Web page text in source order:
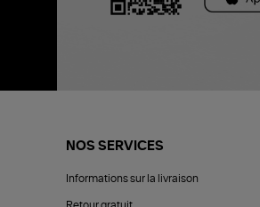
NOS SERVICES
Informations sur la livraison